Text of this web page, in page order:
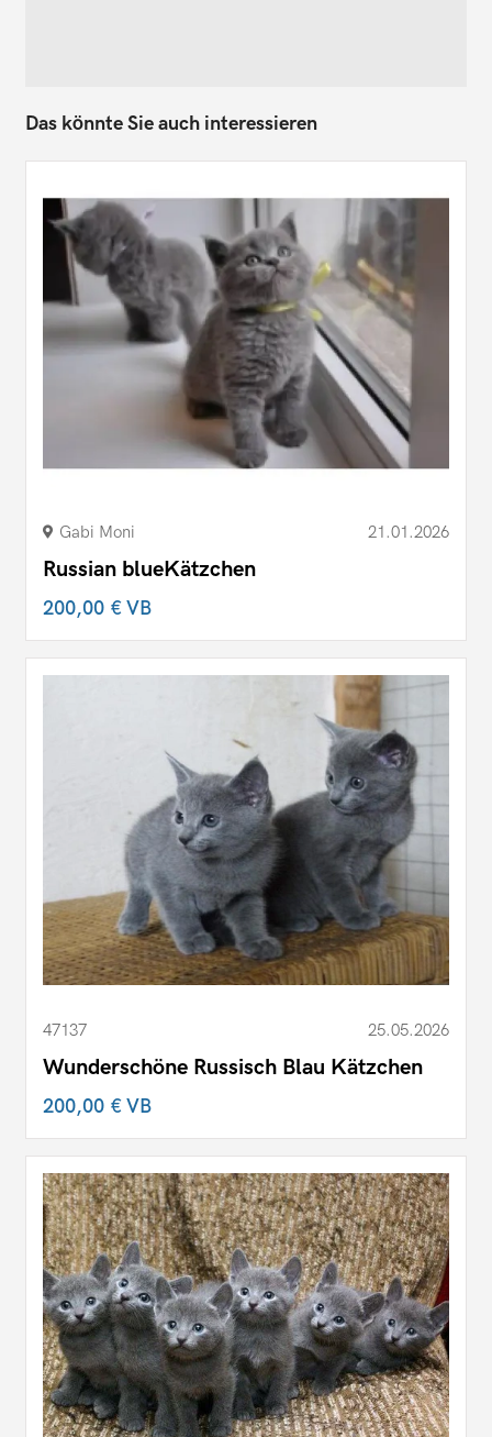
Das könnte Sie auch interessieren
Gabi Moni 21.01.2026
Russian blueKätzchen
200,00 €VB
47137 25.05.2026
Wunderschöne Russisch Blau Kätzchen
200,00 €VB